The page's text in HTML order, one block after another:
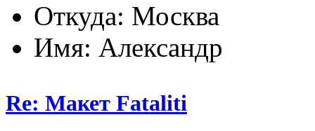
Откуда: Москва
Имя: Александр
Re: Макет Fataliti